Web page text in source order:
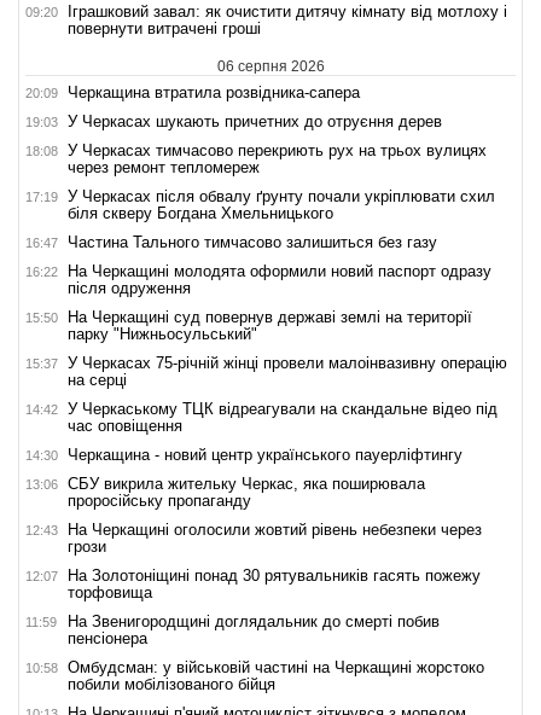
09:20
Іграшковий завал: як очистити дитячу кімнату від мотлоху і
повернути витрачені гроші
06 серпня 2026
20:09 Черкащина втратила розвідника-сапера
19:03 У Черкасах шукають причетних до отруєння дерев
18:08
У Черкасах тимчасово перекриють рух на трьох вулицях
через ремонт тепломереж
17:19
У Черкасах після обвалу ґрунту почали укріплювати схил
біля скверу Богдана Хмельницького
16:47 Частина Тального тимчасово залишиться без газу
16:22
На Черкащині молодята оформили новий паспорт одразу
після одруження
15:50
На Черкащині суд повернув державі землі на території
парку "Нижньосульський"
15:37
У Черкасах 75-річній жінці провели малоінвазивну операцію
на серці
14:42
У Черкаському ТЦК відреагували на скандальне відео під
час оповіщення
14:30 Черкащина - новий центр українського пауерліфтингу
13:06
СБУ викрила жительку Черкас, яка поширювала
проросійську пропаганду
12:43
На Черкащині оголосили жовтий рівень небезпеки через
грози
12:07
На Золотоніщині понад 30 рятувальників гасять пожежу
торфовища
11:59
На Звенигородщині доглядальник до смерті побив
пенсіонера
10:58
Омбудсман: у військовій частині на Черкащині жорстоко
побили мобілізованого бійця